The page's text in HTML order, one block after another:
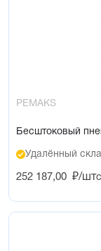
PEMAKS
Бесштоковый
Удалённый
252 187,00 ₽/шт